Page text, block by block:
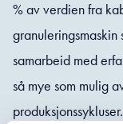
% av verdien fra
samarbeid med
så mye som mulig